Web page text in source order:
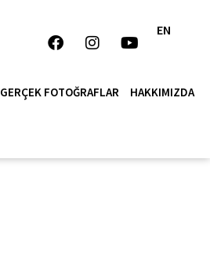
EN
GERÇEK FOTOĞRAFLAR HAKKIMIZDA